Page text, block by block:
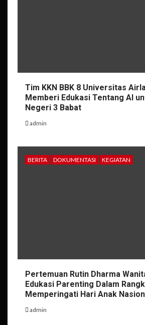
Tim KKN BBK 8 Universitas
Memberi Edukasi Tentang AI
Negeri 3 Babat
admin
BERITA DOKUMENTASI KEGIATAN
Pertemuan Rutin Dharma
Edukasi Parenting Dalam
Memperingati Hari Anak
admin